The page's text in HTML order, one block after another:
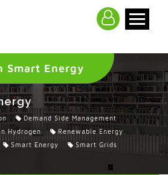
Smart Energy
Demand Side Management
Hydrogen
Renewable Energy
Smart Energy
Smart Grids